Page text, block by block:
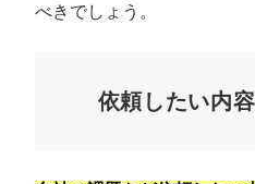
べきでしょう。
依頼したい内